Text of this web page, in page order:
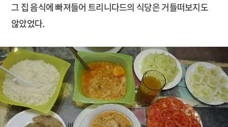
그 집 음식에 빠져들어 트리니다드의 식당은 거들떠보지도
않았었다.